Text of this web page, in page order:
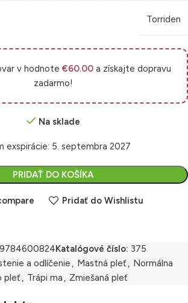
Torriden
v hodnote€60.00 a získajte dopravu
zadarmo!
Na sklade
exspirácie: 5. septembra 2027
PRIDAŤ DO KOŠÍKA
Pridať do Wishlistu
Katalógové číslo: 375
a odlíčenie , Mastná pleť, Normálna
pleť, Trápi ma , Zmiešaná pleť